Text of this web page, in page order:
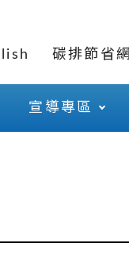
碳排節省網
宣導專區